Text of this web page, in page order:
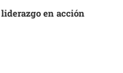
en acción